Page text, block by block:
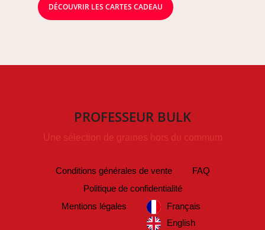
DÉCOUVRIR LES CARTES CADEAU
PROFESSEUR BULK
Une sélection de graines hors du commum
Conditions générales de vente
FAQ
Politique de confidentialité
Mentions légales
Français
English